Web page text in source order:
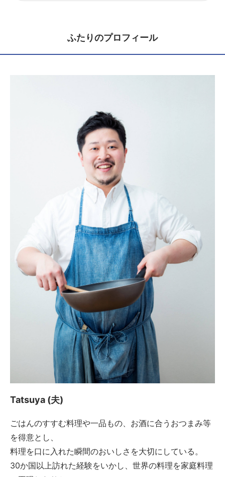
ふたりのプロフィール
Tatsuya (夫)
ごはんのすすむ料理や一品もの、お酒に合うおつまみ等
を得意とし、
料理を口に入れた瞬間のおいしさを大切にしている。
30か国以上訪れた経験をいかし、世界の料理を家庭料理